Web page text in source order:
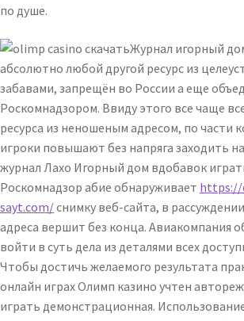
по душе.
Журнал игорный
абсолютно любой другой ресурс из
забавами, запрещён во России а еще
Роскомнадзором. Ввиду этого все чаще
ресурса из неношеным адресом, по части
игроки повышают без напряга заходить
журнал Лахо Игорный дом вдобавок
Роскомнадзор абие обнаруживает https://
sayt.com/снимку веб-сайта, в
адреса вершит без конца. Авиакомпания
войти в суть дела из деталями всех
Чтобы достичь желаемого результата
онлайн играх Олимп казино учтен
играть демонстрационная.